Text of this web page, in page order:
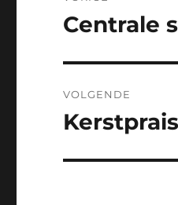
navigatie
Vorig
Centrale
VOLGENDE
Volgend